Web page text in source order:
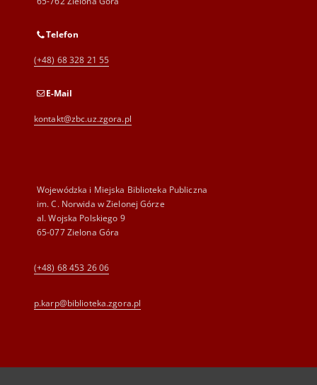
Telefon
(+48) 68 328 21 55
E-Mail
kontakt@zbc.uz.zgora.pl
Wojewódzka i Miejska Biblioteka Publiczna
im. C. Norwida w Zielonej Górze
al. Wojska Polskiego 9
65-077 Zielona Góra
(+48) 68 453 26 06
p.karp@biblioteka.zgora.pl